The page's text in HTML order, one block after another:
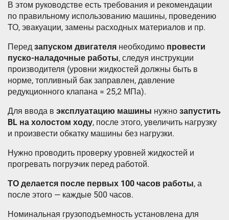
В этом руководстве есть требования и рекомендации
по правильному использованию машины, проведению
ТО, эвакуации, замены расходных материалов и пр.
Перед запуском двигателя необходимо провести
пуско-наладочные работы, следуя инструкции
производителя (уровни жидкостей должны быть в
норме, топливный бак заправлен, давление
редукционного клапана = 25,2 МПа).
Для ввода в эксплуатацию машины нужно запустить
BL на холостом ходу, после этого, увеличить нагрузку
и произвести обкатку машины без нагрузки.
Нужно проводить проверку уровней жидкостей и
прогревать погрузчик перед работой.
ТО делается после первых 100 часов работы, а
после этого — каждые 500 часов.
Номинальная грузоподъемность установлена для